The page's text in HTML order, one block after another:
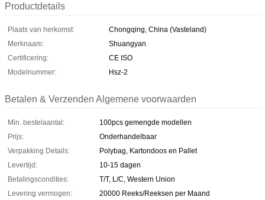
Productdetails
Plaats van herkomst:
Chongqing, China (Vasteland)
Merknaam:
Shuangyan
Certificering:
CE ISO
Modelnummer:
Hsz-2
Betalen & Verzenden Algemene voorwaarden
Min. bestelaantal:
100pcs gemengde modellen
Prijs:
Onderhandelbaar
Verpakking Details:
Polybag, Kartondoos en Pallet
Levertijd:
10-15 dagen
Betalingscondities:
T/T, L/C, Western Union
Levering vermogen:
20000 Reeks/Reeksen per Maand